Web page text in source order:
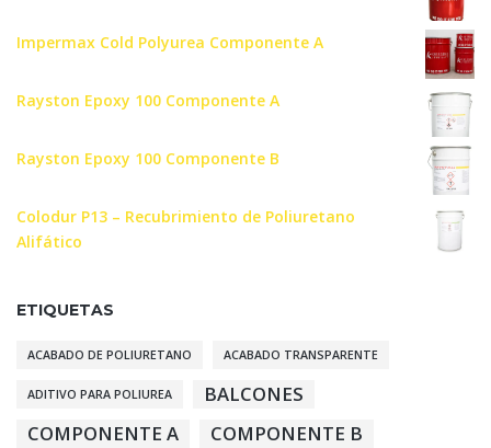
Impermax Cold Polyurea Componente A
Rayston Epoxy 100 Componente A
Rayston Epoxy 100 Componente B
Colodur P13 – Recubrimiento de Poliuretano
Alifático
ETIQUETAS
ACABADO DE POLIURETANO ACABADO TRANSPARENTE
ADITIVO PARA POLIUREA
BALCONES
COMPONENTE A
COMPONENTE B